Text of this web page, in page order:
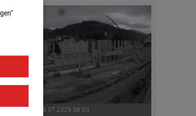
08.07.2026 08:00